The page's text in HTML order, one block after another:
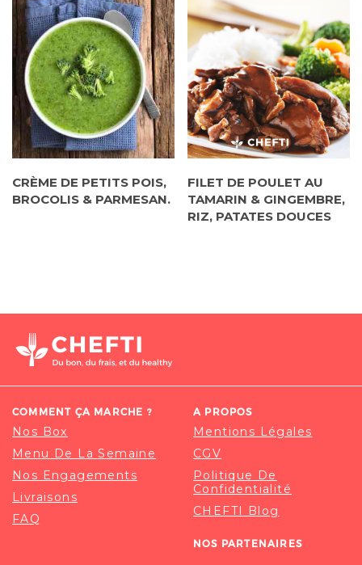
CRÈME DE PETITS POIS,
BROCOLIS & PARMESAN.
FILET DE POULET AU
TAMARIN & GINGEMBRE,
RIZ, PATATES DOUCES
COMMENT ÇA MARCHE ?
Nos Box
Menu De La Semaine
Nos Engagements
Livraisons
FAQ
A PROPOS
Mentions Légales
CGV
Politique De
Confidentialité
CHEFTI Blog
NOS PARTENAIRES